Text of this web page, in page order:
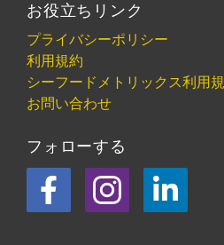
お役立ちリンク
プライバシーポリシー
利用規約
シーフードメトリックス利用
お問い合わせ
フォローする
フェイス